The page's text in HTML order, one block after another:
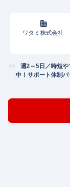
ワタミ株式会社
週2～5日／時短
中！サポート体制